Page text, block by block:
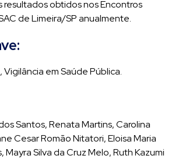
resultados obtidos nos Encontros
de Limeira/SP anualmente.
em Saúde Pública.
Santos, Renata Martins, Carolina
Cesar Romão Nitatori, Eloisa Maria
Mayra Silva da Cruz Melo, Ruth Kazumi